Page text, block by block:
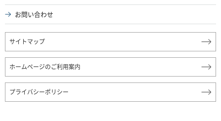
お問い合わせ
サイトマップ
ホームページのご利用案内
プライバシーポリシー